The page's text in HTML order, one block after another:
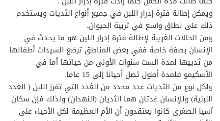
ويمكن إطالة فترة إدرار اللبن في جميع أنواع الثديات ويستخدم
ذلك على نطاق واسع في تربية الحيوان.
ومن الحالات الغريبة لإطالة فترة إدرار اللين هو ما يحدث في
الإنسان بصفة خاصة ففي بعض المناطق ترضع السيدات أطفالها
من ثدييها لمدة الست سنوات الأولى من حياتها أما في
الأسكيمو فلمدة أطول تصل أحيانا إلى 15 عاما.
ولكل نوع من الثديات عدد محدد من الغدد التي تفرز اللبن ( الغدد
اللبنية) وللإنسان غدتان هما الثديان (النهدان) ولذلك فإن سكان
آسيا الصغرى كانوا يعتقدون أن الأم العظيمة لكل الأحياء على